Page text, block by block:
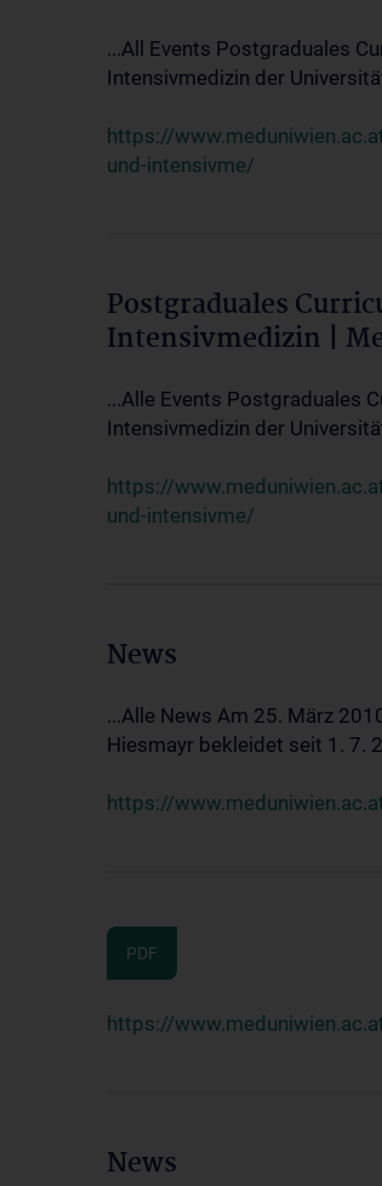
...All Events Postgraduales
Intensivmedizin der
https://
und-intensivme/
Postgraduales
Intensivmedizin |
...Alle Events Postgraduales
Intensivmedizin der
https://
und-intensivme/
News
...Alle News Am 25. März
Hiesmayr bekleidet seit 1. 7.
https://
PDF
https://
News